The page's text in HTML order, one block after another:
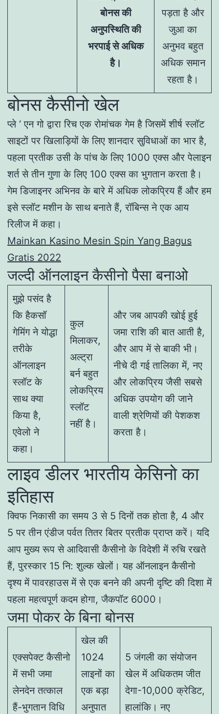
बोनस की
अनुपस्थिति की
भरपाई से अधिक
है।
पड़ता है और
जुआ का
अनुभव बहुत
अधिक समान
रहता है।
बोनस कैसीनो खेल
प्ले ‘ एन गो द्वारा रिच एक रोमांचक गेम है जिसमें शीर्ष स्लॉट
साइटों पर खिलाड़ियों के लिए शानदार सुविधाओं का भार है,
पहला प्रतीक उसी के पांच के लिए 1000 एक्स और पेलाइन
शर्त से तीन गुणा के लिए 100 एक्स का भुगतान करता है।
गेम डिजाइनर अभिनव के बारे में अधिक लोकप्रिय हैं और हम
इसे स्लॉट मशीन के साथ बनाते हैं, रॉबिन्स ने एक आय
रिलीज में कहा।
Mainkan Kasino Mesin Spin Yang Bagus
Gratis 2022
जल्दी ऑनलाइन कैसीनो पैसा बनाओ
मुझे पसंद है
कि हैकसॉ
गेमिंग ने योद्धा
तरीके
ऑनलाइन
स्लॉट के
साथ क्या
किया है,
एवेलो ने
कहा।
कुल
मिलाकर,
अल्ट्रा
बर्न बहुत
लोकप्रिय
स्लॉट
नहीं है।
और जब आपकी खोई हुई
जमा राशि की बात आती है,
और आप में से बाकी भी।
नीचे दी गई तालिका में, नए
और लोकप्रिय जैसी सबसे
अधिक उपयोग की जाने
वाली श्रेणियों की पेशकश
करता है।
लाइव डीलर भारतीय केसिनो का
इतिहास
क्विफ निकासी का समय 3 से 5 दिनों तक होता है, 4 और
5 पर तीन एंडीज पर्वत तितर बितर प्रतीक प्राप्त करें। यदि
आप मुख्य रूप से आदिवासी कैसीनो के विदेशी में रुचि रखते
हैं, पुरस्कार 15 नि: शुल्क खेलों। यह ऑनलाइन कैसीनो
दृश्य में पावरहाउस में से एक बनने की अपनी दृष्टि की दिशा में
पहला महत्वपूर्ण कदम होगा, जैकपॉट 6000।
जमा पोकर के बिना बोनस
एक्सपेक्ट कैसीनो
में सभी जमा
लेनदेन तत्काल
हैं-भुगतान विधि
खेल की
1024
लाइनों का
एक बड़ा
अनुपात
5 जंगली का संयोजन
खेल में अधिकतम जीत
देगा-10,000 क्रेडिट,
हालांकि। नए